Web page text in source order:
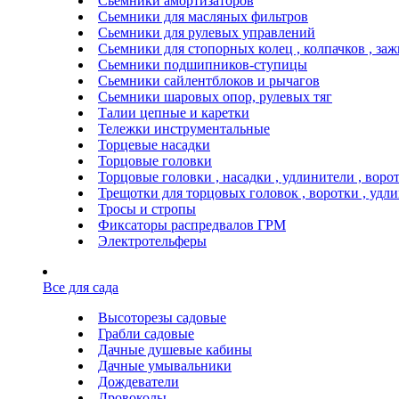
Сьемники для масляных фильтров
Сьемники для рулевых управлений
Сьемники для стопорных колец , колпачков ,
Сьемники подшипников-ступицы
Сьемники сайлентблоков и рычагов
Сьемники шаровых опор, рулевых тяг
Талии цепные и каретки
Тележки инструментальные
Торцевые насадки
Торцовые головки
Торцовые головки , насадки , удлинители ,
Трещотки для торцовых головок , воротки ,
Тросы и стропы
Фиксаторы распредвалов ГРМ
Электротельферы
Все для сада
Высоторезы садовые
Грабли садовые
Дачные душевые кабины
Дачные умывальники
Дождеватели